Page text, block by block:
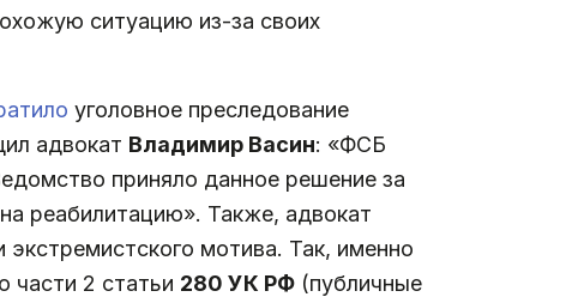
ситуацию из-за своих
уголовное преследование
адвокат Владимир Васин: «ФСБ
приняло данное решение за
реабилитацию». Также, адвокат
мотива. Так, именно
части 2 статьи 280 УК РФ (публичные